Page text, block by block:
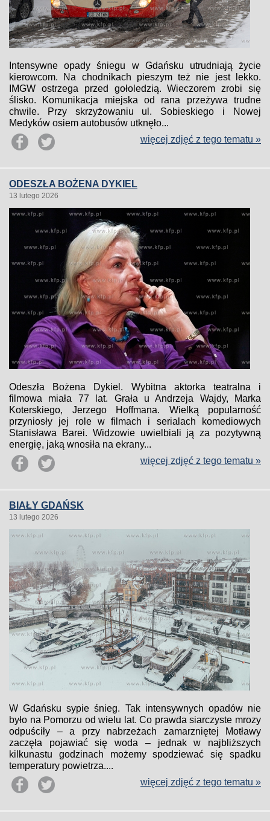
Intensywne opady śniegu w Gdańsku utrudniają życie
kierowcom. Na chodnikach pieszym też nie jest lekko.
IMGW ostrzega przed gołoledzią. Wieczorem zrobi się
ślisko. Komunikacja miejska od rana przeżywa trudne
chwile. Przy skrzyżowaniu ul. Sobieskiego i Nowej
Medyków osiem autobusów utknęło...
więcej zdjęć z tego tematu »
ODESZŁA BOŻENA DYKIEL
13 lutego 2026
Odeszła Bożena Dykiel. Wybitna aktorka teatralna i
filmowa miała 77 lat. Grała u Andrzeja Wajdy, Marka
Koterskiego, Jerzego Hoffmana. Wielką popularność
przyniosły jej role w filmach i serialach komediowych
Stanisława Barei. Widzowie uwielbiali ją za pozytywną
energię, jaką wnosiła na ekrany...
więcej zdjęć z tego tematu »
BIAŁY GDAŃSK
13 lutego 2026
W Gdańsku sypie śnieg. Tak intensywnych opadów nie
było na Pomorzu od wielu lat. Co prawda siarczyste mrozy
odpuściły – a przy nabrzeżach zamarzniętej Motławy
zaczęła pojawiać się woda – jednak w najbliższych
kilkunastu godzinach możemy spodziewać się spadku
temperatury powietrza....
więcej zdjęć z tego tematu »